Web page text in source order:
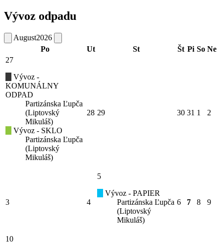
Vývoz odpadu
August2026
Po
Ut St Št Pi So Ne
27
Vývoz -
KOMUNÁLNY
ODPAD
Partizánska Ľupča
(Liptovský
Mikuláš)
Vývoz - SKLO
Partizánska Ľupča
(Liptovský
Mikuláš)
28 29 30 31 1 2
3 4
5
Vývoz - PAPIER
Partizánska Ľupča
(Liptovský
Mikuláš)
6 7 8 9
10